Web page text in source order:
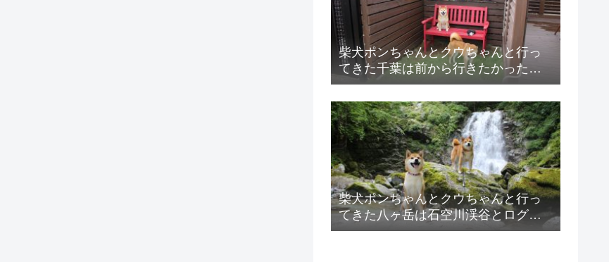
柴犬ポンちゃんとクウちゃんと行っ
てきた千葉は前から行きたかった
ASOVILLA（アソビラ）の紹介！
柴犬ポンちゃんとクウちゃんと行っ
てきた八ヶ岳は石空川渓谷とログハ
ウス貸別荘ゆがふの紹介！